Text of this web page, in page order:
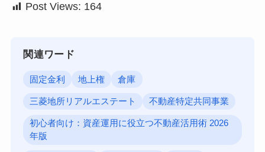
Post Views: 164
関連ワード
固定金利 地上権 倉庫
三菱地所リアルエステート 不動産特定共同事業
初心者向け：資産運用に役立つ不動産活用術 2026
年版